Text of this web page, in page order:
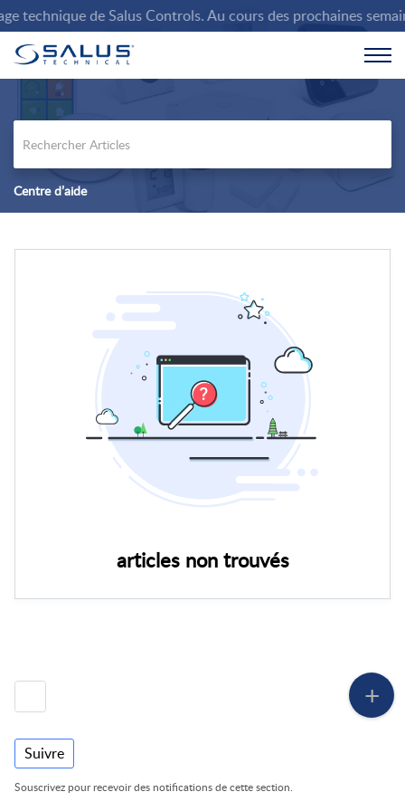
technique de Salus Controls. Au cours des prochaines
Centre d’aide
articles non trouvés
Suivre
Souscrivez pour recevoir des notifications de cette section.